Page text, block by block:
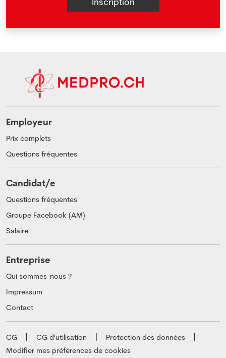
Employeur
Prix complets
Questions fréquentes
Candidat/e
Questions fréquentes
Groupe Facebook (AM)
Salaire
Entreprise
Qui sommes-nous ?
Impressum
Contact
CG CG d'utilisation
Protection des données
Modifier mes préférences de cookies